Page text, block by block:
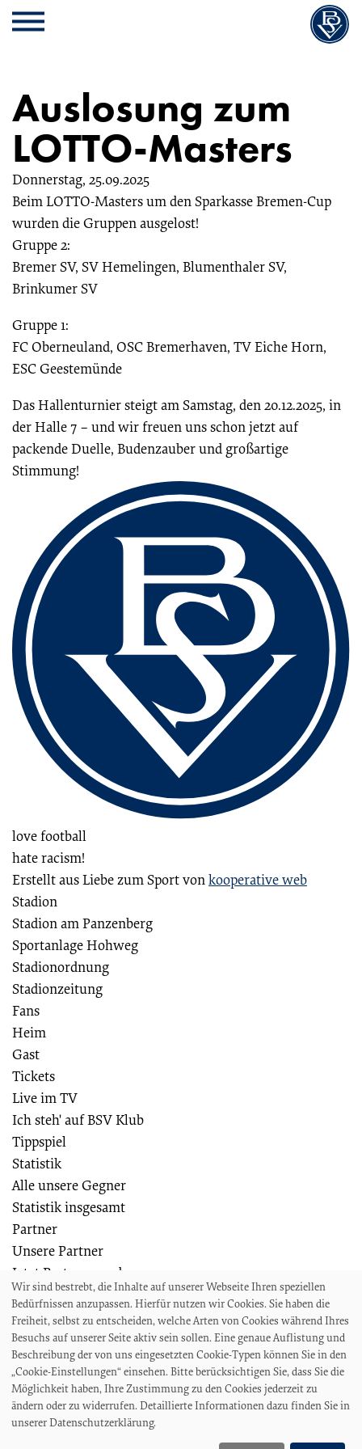
Cookie
Einstellungen
Zum
Inhalt
springen
Cookie
Einstellungen
Kopfbereich
MENU
Auslosung zum
LOTTO-Masters
Donnerstag, 25.09.2025
Beim LOTTO-Masters um den Sparkasse Bremen-Cup
wurden die Gruppen ausgelost!
Gruppe 2:
Bremer SV, SV Hemelingen, Blumenthaler SV,
Brinkumer SV
Gruppe 1:
FC Oberneuland, OSC Bremerhaven, TV Eiche Horn,
ESC Geestemünde
Das Hallenturnier steigt am Samstag, den 20.12.2025, in
der Halle 7 – und wir freuen uns schon jetzt auf
packende Duelle, Budenzauber und großartige
Stimmung!
love football
hate racism!
Erstellt aus Liebe zum Sport von
kooperative web
Stadion
Stadion am Panzenberg
Sportanlage Hohweg
Stadionordnung
Stadionzeitung
Fans
Heim
Gast
Tickets
Live im TV
Ich steh' auf BSV Klub
Tippspiel
Statistik
Alle unsere Gegner
Statistik insgesamt
Partner
Unsere Partner
Jetzt Partner werden
Weiteres
Die Bremer SV Fußballschule
Wir suchen
Auszeichnungen und Ehrungen
Projekte und Veranstaltungen
Akkreditierungen und Presseanfragen
Impressum
Wir sind bestrebt, die Inhalte auf unserer Webseite Ihren speziellen
Bedürfnissen anzupassen. Hierfür nutzen wir Cookies. Sie haben die
Freiheit, selbst zu entscheiden, welche Arten von Cookies während Ihres
Besuchs auf unserer Seite aktiv sein sollen. Eine genaue Auflistung und
Beschreibung der von uns eingesetzten Cookie-Typen können Sie in den
„Cookie-Einstellungen“ einsehen. Bitte berücksichtigen Sie, dass Sie die
Möglichkeit haben, Ihre Zustimmung zu den Cookies jederzeit zu
ändern oder zu widerrufen. Detaillierte Informationen dazu finden Sie in
unserer Datenschutzerklärung.